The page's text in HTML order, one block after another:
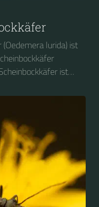
lurida) ist
ist